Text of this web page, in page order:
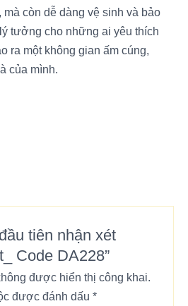
còn dễ dàng vệ sinh và bảo
tưởng cho những ai yêu thích
ra một không gian ấm cúng,
của mình.
tiên nhận xét
Code DA228”
được hiển thị công khai.
được đánh dấu*